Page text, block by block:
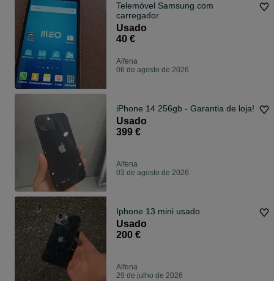
Telemóvel Samsung com
carregador
Usado
40 €
Alfena
06 de agosto de 2026
iPhone 14 256gb - Garantia de loja!
Usado
399 €
Alfena
03 de agosto de 2026
Iphone 13 mini usado
Usado
200 €
Alfena
29 de julho de 2026